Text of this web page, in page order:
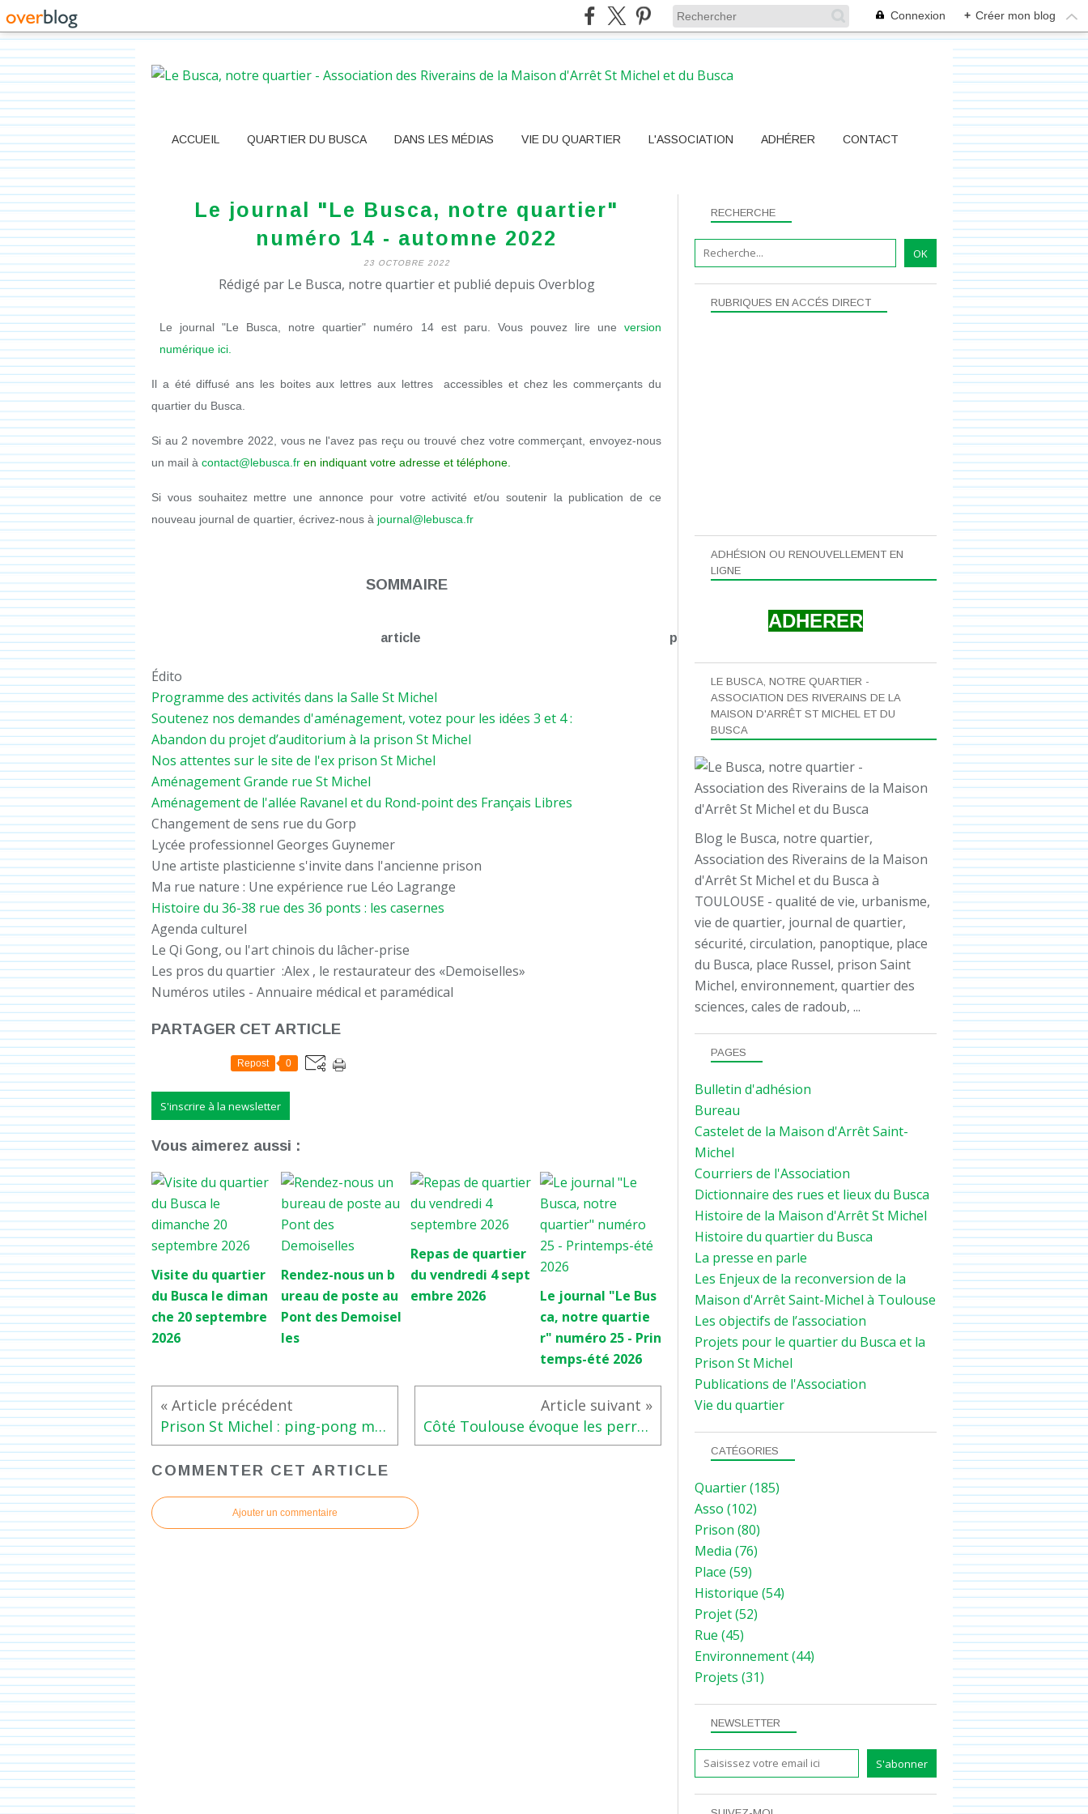
Connexion + Créer mon blog
ACCUEIL QUARTIER DU BUSCA DANS LES MÉDIAS VIE DU QUARTIER L'ASSOCIATION ADHÉRER CONTACT
Le journal "Le Busca, notre quartier"
numéro 14 - automne 2022
23 OCTOBRE 2022
Rédigé par Le Busca, notre quartier et publié depuis Overblog
Le journal "Le Busca, notre quartier" numéro 14 est paru. Vous pouvez lire une version
numérique ici.
Il a été diffusé ans les boites aux lettres aux lettres accessibles et chez les commerçants du
quartier du Busca.
Si au 2 novembre 2022, vous ne l'avez pas reçu ou trouvé chez votre commerçant, envoyez-nous
un mail à contact@lebusca.fr en indiquant votre adresse et téléphone.
Si vous souhaitez mettre une annonce pour votre activité et/ou soutenir la publication de ce
nouveau journal de quartier, écrivez-nous à journal@lebusca.fr
SOMMAIRE
article page
Édito
2
Programme des activités dans la Salle St Michel
3
Soutenez nos demandes d'aménagement, votez pour les idées 3 et 4 :
3
Abandon du projet d’auditorium à la prison St Michel
4
Nos attentes sur le site de l'ex prison St Michel
5
Aménagement Grande rue St Michel
5
Aménagement de l'allée Ravanel et du Rond-point des Français Libres
6
Changement de sens rue du Gorp
Lycée professionnel Georges Guynemer
7
Une artiste plasticienne s'invite dans l'ancienne prison
8
Ma rue nature : Une expérience rue Léo Lagrange
8
Histoire du 36-38 rue des 36 ponts : les casernes
10
Agenda culturel
12 & 13
Le Qi Gong, ou l'art chinois du lâcher-prise
14
Les pros du quartier :Alex , le restaurateur des «Demoiselles»
15
Numéros utiles - Annuaire médical et paramédical
16
PARTAGER CET ARTICLE
Repost 0
S'inscrire à la newsletter
Vous aimerez aussi :
Visite du quartier
du Busca le diman
che 20 septembre
2026
Rendez-nous un b
ureau de poste au
Pont des Demoisel
les
Repas de quartier
du vendredi 4 sept
embre 2026
Le journal "Le Bus
ca, notre quartie
r" numéro 25 - Prin
temps-été 2026
Prison St Michel : ping-pong médiatique Côté Toulouse évoque les perruches du Busca
COMMENTER CET ARTICLE
Ajouter un commentaire
NEWSLETTER
RECHERCHE
LE BUSCA, NOTRE QUARTIER -
ASSOCIATION DES RIVERAINS DE LA
MAISON D'ARRÊT ST MICHEL ET DU
BUSCA
Blog le Busca, notre quartier,
Association des Riverains de la Maison
d'Arrêt St Michel et du Busca à
TOULOUSE - qualité de vie, urbanisme,
vie de quartier, journal de quartier,
sécurité, circulation, panoptique, place
du Busca, place Russel, prison Saint
Michel, environnement, quartier des
sciences, cales de radoub, ...
PAGES
Bulletin d'adhésion
Bureau
Castelet de la Maison d'Arrêt Saint-
Michel
Courriers de l'Association
Dictionnaire des rues et lieux du Busca
Histoire de la Maison d'Arrêt St Michel
Histoire du quartier du Busca
La presse en parle
Les Enjeux de la reconversion de la
Maison d'Arrêt Saint-Michel à Toulouse
Les objectifs de l’association
Projets pour le quartier du Busca et la
Prison St Michel
Publications de l'Association
Vie du quartier
CATÉGORIES
Quartier(185)
Asso (102)
Prison (80)
Media (76)
Place (59)
Historique (54)
Projet(52)
Rue (45)
Environnement(44)
Projets (31)
ADHÉSION OU RENOUVELLEMENT EN
LIGNE
ADHERER
RUBRIQUES EN ACCÉS DIRECT